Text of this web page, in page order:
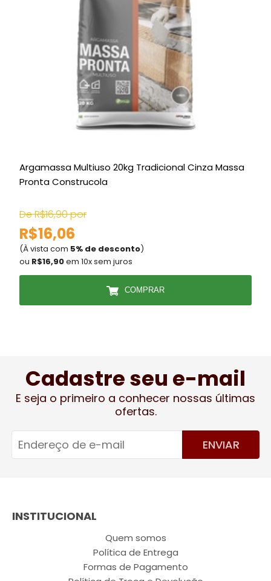
Argamassa Multiuso 20kg Tradicional Cinza Massa
Pronta Construcola
De R$16,90 por
R$16,06
(À vista com 5% de desconto)
ou R$16,90em 10x sem juros
COMPRAR
Cadastre seu e-mail
E seja o primeiro a conhecer nossas últimas
ofertas.
ENVIAR
INSTITUCIONAL
Quem somos
Política de Entrega
Formas de Pagamento